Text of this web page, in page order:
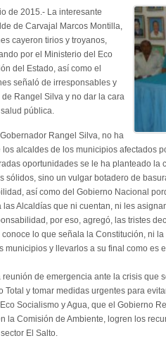
de 2015.- La interesante
de Carvajal Marcos Montilla,
cayeron tirios y troyanos,
por el Ministerio del Eco
del Estado, así como el
señaló de irresponsables y
Rangel Silva y no dar la cara
pública.
Rangel Silva, no ha
alcaldes de los municipios afectados
oportunidades se le ha planteado la
sólidos, sino un vulgar botadero de
así como del Gobierno Nacional
Alcaldías que ni cuentan, ni les
por eso, agregó, las tristes
lo que señala la Constitución, ni
municipios y llevarlos a su final como es
de emergencia ante la crisis que
y tomar medidas urgentes para
Socialismo y Agua, que el Gobierno
la Comisión de Ambiente, logren los
El Salto.